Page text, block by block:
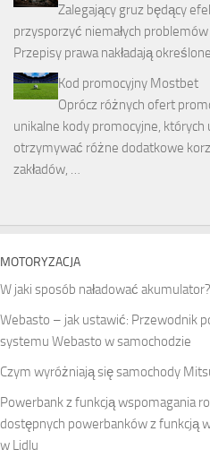
Zalegający gruz będący
przysporzyć niemałych
Przepisy prawa nakładają
Kod promocyjny Mostbet
Oprócz różnych ofert
unikalne kody promocyjne, których
otrzymywać różne dodatkowe
zakładów, …
MOTORYZACJA
W jaki sposób naładować akumulator?
Webasto – jak ustawić: Przewodnik
systemu Webasto w samochodzie
Czym wyróżniają się samochody
Powerbank z funkcją wspomagania
dostępnych powerbanków z funkcją
w Lidlu